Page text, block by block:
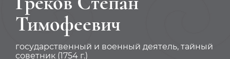
Тимофеевич
государственный и военный деятель, тайный
советник (1754 г.)